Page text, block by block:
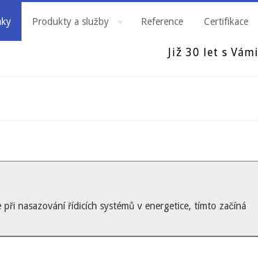
Již 30 let s Vámi
Produkty a služby Reference Certifikace
nasazování řídicích systémů v energetice, tímto začíná